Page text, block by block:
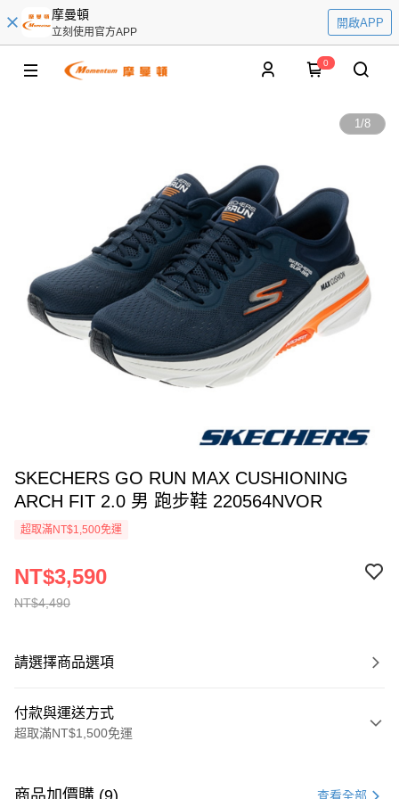
摩曼頓
立刻使用官方APP
開啟APP
0
1/8
SKECHERS GO RUN MAX CUSHIONING
ARCH FIT 2.0 男 跑步鞋 220564NVOR
超取滿NT$1,500免運
NT$4,490
NT$3,590
請選擇商品選項
付款與運送方式
超取滿NT$1,500免運
信用卡一次付款
商品加價購 (9) 查看全部